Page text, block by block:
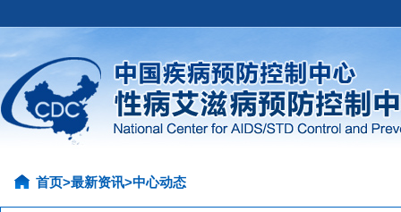
首页>最新资讯>中心动态